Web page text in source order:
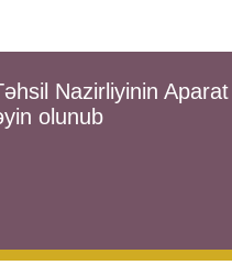
Nazirliyinin Aparat
olunub